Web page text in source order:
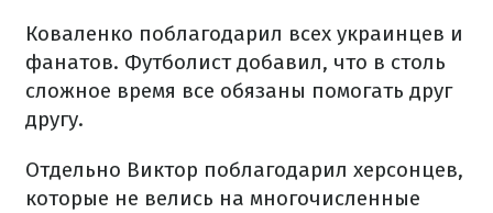
Коваленко поблагодарил всех украинцев и
фанатов. Футболист добавил, что в столь
сложное время все обязаны помогать друг
другу.
Отдельно Виктор поблагодарил херсонцев,
которые не велись на многочисленные